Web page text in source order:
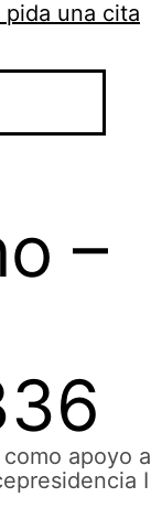
una cita
–
apoyo a
I